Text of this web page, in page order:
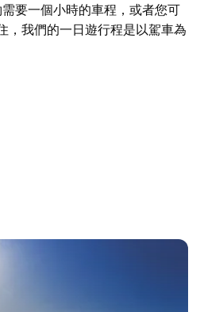
要一個小時的車程，或者您可
，我們的一日遊行程是以駕車為